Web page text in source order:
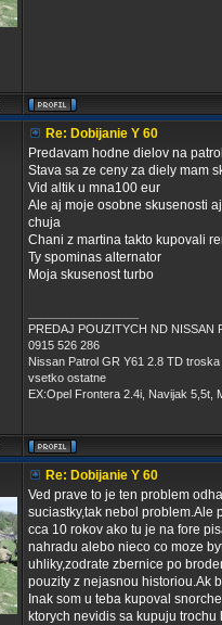
Re: Dobijanie Y 60
Predavam hodne dielov na
Stava sa ze ceny za diely mam
Vid altik u mna100 eur
Ale aj moje osobne skusenosti
chuja
Chani z martina takto kupovali
Ty spominas alternator
Moja skusenost turbo
PREDAJ POUZITYCH ND NISSAN
0915 526 286
Nissan Patrol GR Y61 2.8 TD
vsetko ostatne
EX:Opel Frontera 2.4i, Navijak 5,5t,
Re: Dobijanie Y 60
Ved prave to je ten problem
suciastky,tak nebol problem.Ale
cca 10 rokov ako tu je na fore
nahradu alebo nieco co moze
uhliky,zodrate zbernice po
pouzity z nejasnou historiou.Ak
Inak som u teba kupoval
ktorych nevidis sa kupuju